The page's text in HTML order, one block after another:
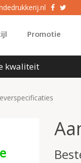
Promotie
kwaliteit